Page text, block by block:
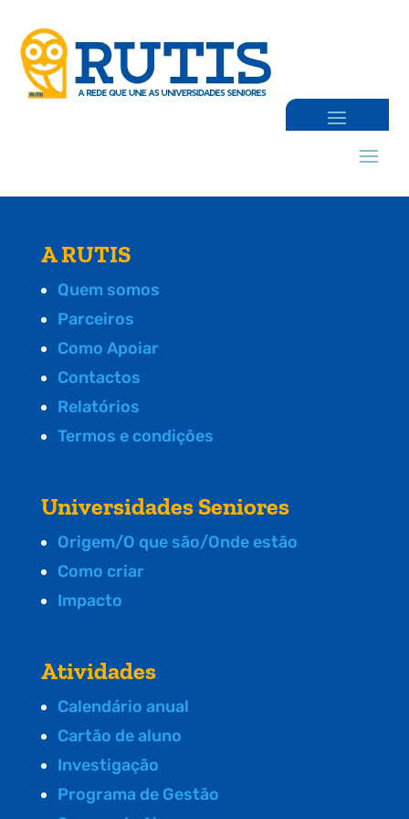
A RUTIS
Quem somos
Parceiros
Como Apoiar
Contactos
Relatórios
Termos e condições
Universidades Seniores
Origem/O que são/Onde estão
Como criar
Impacto
Atividades
Calendário anual
Cartão de aluno
Investigação
Programa de Gestão